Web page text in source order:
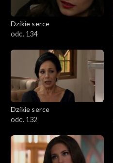
Dzikie serce
odc. 134
Dzikie serce
odc. 132